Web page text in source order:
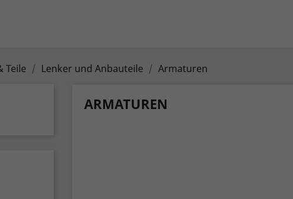
Teile Lenker und Anbauteile Armaturen
ARMATUREN